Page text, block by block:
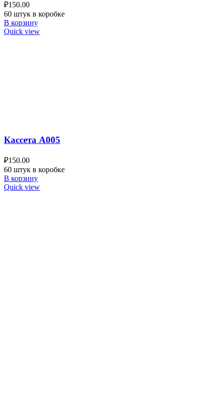
₽150.00
60 штук в коробке
В корзину
Quick view
Кассета A005
₽150.00
60 штук в коробке
В корзину
Quick view